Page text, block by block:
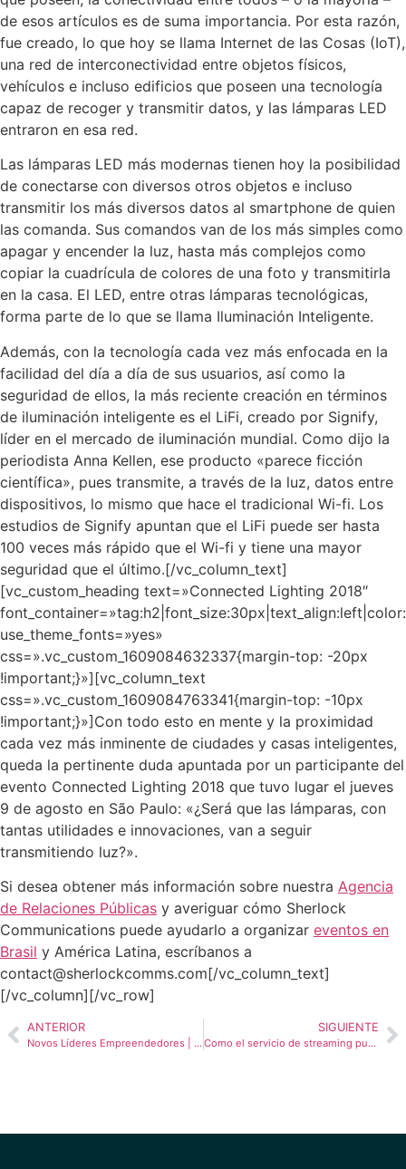
de esos artículos es de suma importancia. Por esta razón,
fue creado, lo que hoy se llama Internet de las Cosas (IoT),
una red de interconectividad entre objetos físicos,
vehículos e incluso edificios que poseen una tecnología
capaz de recoger y transmitir datos, y las lámparas LED
entraron en esa red.
Las lámparas LED más modernas tienen hoy la posibilidad
de conectarse con diversos otros objetos e incluso
transmitir los más diversos datos al smartphone de quien
las comanda. Sus comandos van de los más simples como
apagar y encender la luz, hasta más complejos como
copiar la cuadrícula de colores de una foto y transmitirla
en la casa. El LED, entre otras lámparas tecnológicas,
forma parte de lo que se llama Iluminación Inteligente.
Además, con la tecnología cada vez más enfocada en la
facilidad del día a día de sus usuarios, así como la
seguridad de ellos, la más reciente creación en términos
de iluminación inteligente es el LiFi, creado por Signify,
líder en el mercado de iluminación mundial. Como dijo la
periodista Anna Kellen, ese producto «parece ficción
científica», pues transmite, a través de la luz, datos entre
dispositivos, lo mismo que hace el tradicional Wi-fi. Los
estudios de Signify apuntan que el LiFi puede ser hasta
100 veces más rápido que el Wi-fi y tiene una mayor
seguridad que el último.[/vc_column_text]
[vc_custom_heading text=»Connected Lighting 2018″
use_theme_fonts=»yes»
css=».vc_custom_1609084632337{margin-top: -20px
!important;}»][vc_column_text
css=».vc_custom_1609084763341{margin-top: -10px
!important;}»]Con todo esto en mente y la proximidad
cada vez más inminente de ciudades y casas inteligentes,
queda la pertinente duda apuntada por un participante del
evento Connected Lighting 2018 que tuvo lugar el jueves
9 de agosto en São Paulo: «¿Será que las lámparas, con
tantas utilidades e innovaciones, van a seguir
transmitiendo luz?».
Si desea obtener más información sobre nuestra Agencia
de Relaciones Públicas y averiguar cómo Sherlock
Communications puede ayudarlo a organizar eventos en
Brasil y América Latina, escríbanos a
contact@sherlockcomms.com[/vc_column_text]
[/vc_column][/vc_row]
ANTERIOR
Novos Líderes Empreendedores | About the coverage
SIGUIENTE
Como el servicio de streaming puede ayudar a mejorar el mercado deportivo en Brasil